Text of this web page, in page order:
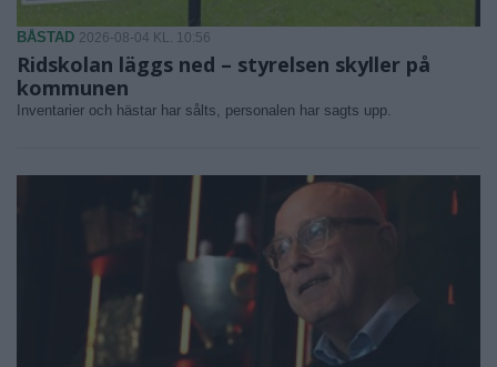
BÅSTAD 2026-08-04 KL. 10:56
Ridskolan läggs ned – styrelsen skyller på
kommunen
Inventarier och hästar har sålts, personalen har sagts upp.